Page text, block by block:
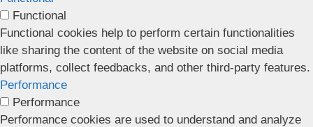
Functional
Functional cookies help to perform certain functionalities
like sharing the content of the website on social media
platforms, collect feedbacks, and other third-party features.
Performance
Performance
Performance cookies are used to understand and analyze